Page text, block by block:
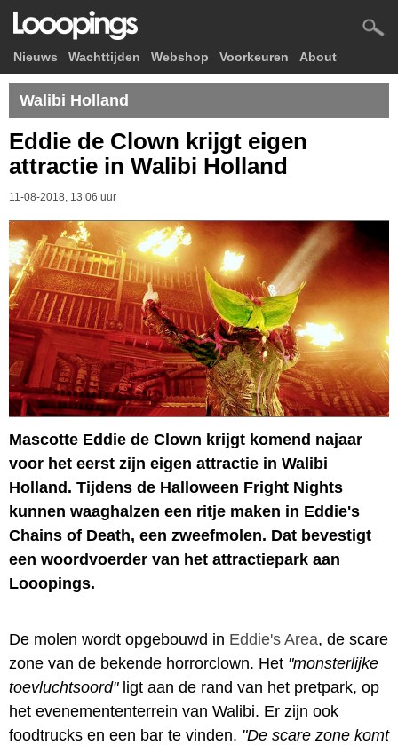
Nieuws Wachttijden Webshop Voorkeuren About
Walibi Holland
Eddie de Clown krijgt eigen
attractie in Walibi Holland
11-08-2018, 13.06 uur
Mascotte Eddie de Clown krijgt komend najaar
voor het eerst zijn eigen attractie in Walibi
Holland. Tijdens de Halloween Fright Nights
kunnen waaghalzen een ritje maken in Eddie's
Chains of Death, een zweefmolen. Dat bevestigt
een woordvoerder van het attractiepark aan
Looopings.
De molen wordt opgebouwd in Eddie's Area, de scare
zone van de bekende horrorclown. Het "monsterlijke
toevluchtsoord"ligt aan de rand van het pretpark, op
het evenemententerrein van Walibi. Er zijn ook
foodtrucks en een bar te vinden. "De scare zone komt